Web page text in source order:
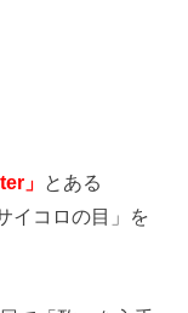
」 とある
イコロの目」を